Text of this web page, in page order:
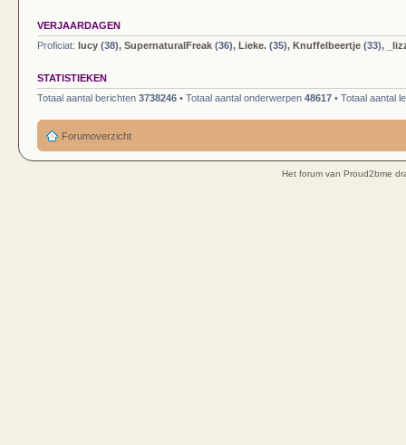
VERJAARDAGEN
Proficiat: lucy (38), SupernaturalFreak (36), Lieke. (35), Knuffelbeertje (33),
STATISTIEKEN
Totaal aantal berichten 3738246 • Totaal aantal onderwerpen 48617 • Totaal aantal
Forumoverzicht
Het forum van Proud2bme